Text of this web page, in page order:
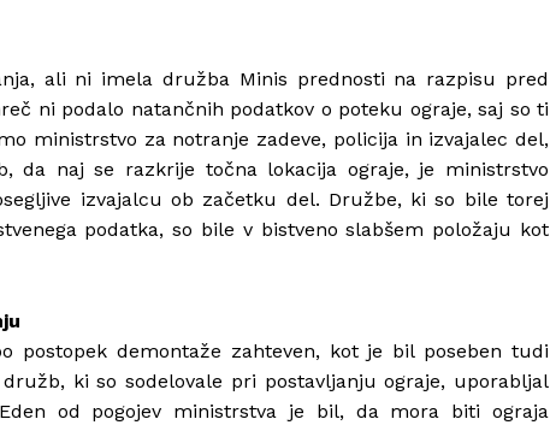
ali ni imela družba Minis prednosti na razpisu pred
ni podalo natančnih podatkov o poteku ograje, saj so ti
ministrstvo za notranje zadeve, policija in izvajalec del,
da naj se razkrije točna lokacija ograje, je ministrstvo
izvajalcu ob začetku del. Družbe, ki so bile torej
podatka, so bile v bistveno slabšem položaju kot
postopek demontaže zahteven, kot je bil poseben tudi
ki so sodelovale pri postavljanju ograje, uporabljal
od pogojev ministrstva je bil, da mora biti ograja